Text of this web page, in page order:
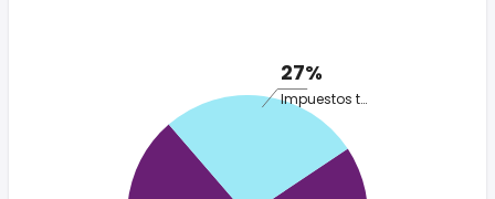
27%
Impuestos totales